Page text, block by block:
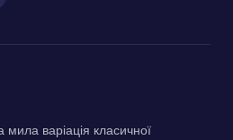
варіація класичної